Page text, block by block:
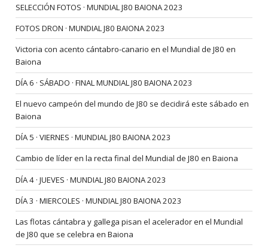
SELECCIÓN FOTOS · MUNDIAL J80 BAIONA 2023
FOTOS DRON · MUNDIAL J80 BAIONA 2023
Victoria con acento cántabro-canario en el Mundial de J80 en
Baiona
DÍA 6 · SÁBADO · FINAL MUNDIAL J80 BAIONA 2023
El nuevo campeón del mundo de J80 se decidirá este sábado en
Baiona
DÍA 5 · VIERNES · MUNDIAL J80 BAIONA 2023
Cambio de líder en la recta final del Mundial de J80 en Baiona
DÍA 4 · JUEVES · MUNDIAL J80 BAIONA 2023
DÍA 3 · MIERCOLES · MUNDIAL J80 BAIONA 2023
Las flotas cántabra y gallega pisan el acelerador en el Mundial
de J80 que se celebra en Baiona